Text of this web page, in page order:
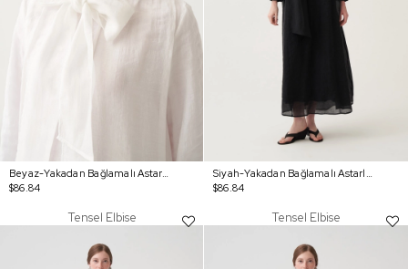
Beyaz-Yakadan Bağlamalı Astarlı Şık Tensel Elbise
$86.84
Siyah-Yakadan Bağlamalı Astarlı Şık Tensel Elbise
$86.84
Tensel Elbise Tensel Elbise